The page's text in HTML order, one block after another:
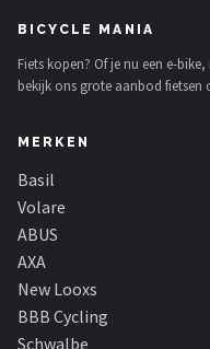
ABUS
AXA
New Looxs
BBB Cycling
Schwalbe
Voltano
BICYCLE MANIA
Fiets kopen? Of je nu een e-
bekijk ons grote aanbod fietsen
MERKEN
Basil
Volare
ABUS
AXA
New Looxs
BBB Cycling
Schwalbe